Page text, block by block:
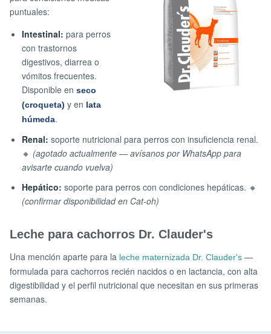
puntuales:
Intestinal: para perros
con trastornos
digestivos, diarrea o
vómitos frecuentes.
Disponible en seco
(croqueta) y en lata
húmeda.
Renal: soporte nutricional para perros con insuficiencia renal.
🔸 (agotado actualmente — avísanos por WhatsApp para
avisarte cuando vuelva)
Hepático: soporte para perros con condiciones hepáticas. 🔸
(confirmar disponibilidad en Cat-oh)
Leche para cachorros Dr. Clauder's
Una mención aparte para la leche maternizada Dr. Clauder's —
formulada para cachorros recién nacidos o en lactancia, con alta
digestibilidad y el perfil nutricional que necesitan en sus primeras
semanas.